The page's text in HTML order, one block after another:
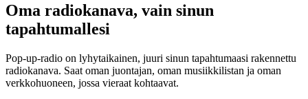
Oma radiokanava, vain sinun
tapahtumallesi
Pop-up-radio on lyhytaikainen, juuri sinun tapahtumaasi rakennettu
radiokanava. Saat oman juontajan, oman musiikkilistan ja oman
verkkohuoneen, jossa vieraat kohtaavat.